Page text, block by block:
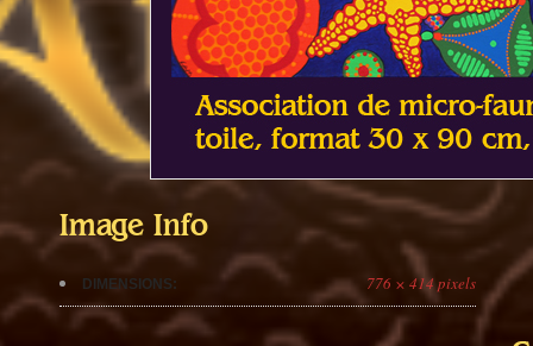
Image Info
DIMENSIONS: 776 × 414 pixels